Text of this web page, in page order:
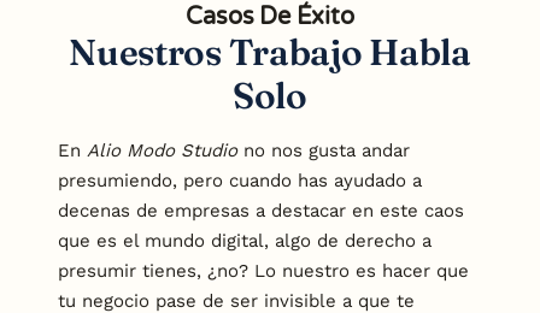
Casos De Éxito
Nuestros Trabajo Habla
Solo
En Alio Modo Studiono nos gusta andar
presumiendo, pero cuando has ayudado a
decenas de empresas a destacar en este caos
que es el mundo digital, algo de derecho a
presumir tienes, ¿no? Lo nuestro es hacer que
tu negocio pase de ser invisible a que te